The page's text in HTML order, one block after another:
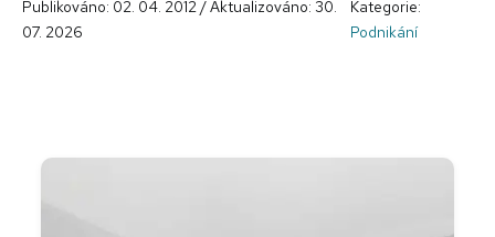
Publikováno: 02. 04. 2012 / Aktualizováno: 30.
07. 2026
Kategorie:
Podnikání